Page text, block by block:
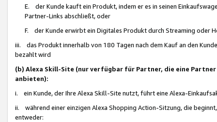
E. der Kunde kauft ein Produkt, indem er es in seinen
Partner-Links abschließt, oder
F. der Kunde erwirbt ein Digitales Produkt durch Streaming oder
iii. das Produkt innerhalb von 180 Tagen nach dem Kauf an den
bezahlt wird
(b) Alexa Skill-Site (nur verfügbar für Partner, die eine
anbieten):
i. ein Kunde, der Ihre Alexa Skill-Site nutzt, führt eine Alexa-
ii. während einer einzigen Alexa Shopping Action-Sitzung, die
entweder: